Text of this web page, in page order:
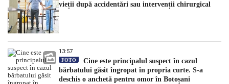
vieții după accidentări sau intervenții chirurgical
13:57
FOTO
Cine este principalul suspect în cazul
bărbatului găsit îngropat în propria curte. S-a
deschis o anchetă pentru omor în Botoșani